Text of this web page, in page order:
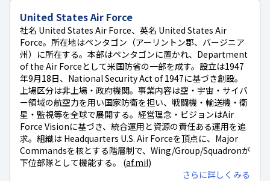
United States Air Force
社名 United States Air Force、英名 United States Air
Force。所在地はペンタゴン（アーリントン郡、バージニア
州）に所在する。本部はペンタゴンに置かれ、Department
of the Air Forceとして米国防省の一部を成す。設立は1947
年9月18日、National Security Act of 1947に基づき創設。
上場区分は非上場・政府機関。事業内容は空・宇宙・サイバ
ー領域の航空力を用い国家防衛を担い、戦闘機・輸送機・衛
星・監視等を全球で展開する。経営理念・ビジョンはAir
Force Visionに基づき、統合運用と資源の責任ある運用を追
求。組織は Headquarters U.S. Air Forceを頂点に、Major
Commandsを核とする階層制で、Wing/Group/Squadronが
下位部隊として機能する。 (af.mil)
さらに詳しくみる